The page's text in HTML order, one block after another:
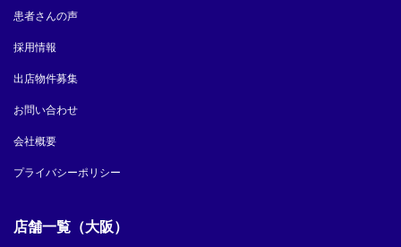
患者さんの声
採用情報
出店物件募集
お問い合わせ
会社概要
プライバシーポリシー
店舗一覧（大阪）